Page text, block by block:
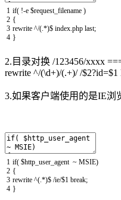
1
2
3
4
if( !-e $request_filename )
{
rewrite ^/(.*)$ index.php last;
}
2.目录对换 /123456/xxxx
rewrite ^/(\d+)/(.+)/ /$2?id=$1
3.如果客户端使用的是IE浏
1
2
3
4
if( $http_user_agent ~ MSIE)
{
rewrite ^(.*)$ /ie/$1 break;
}